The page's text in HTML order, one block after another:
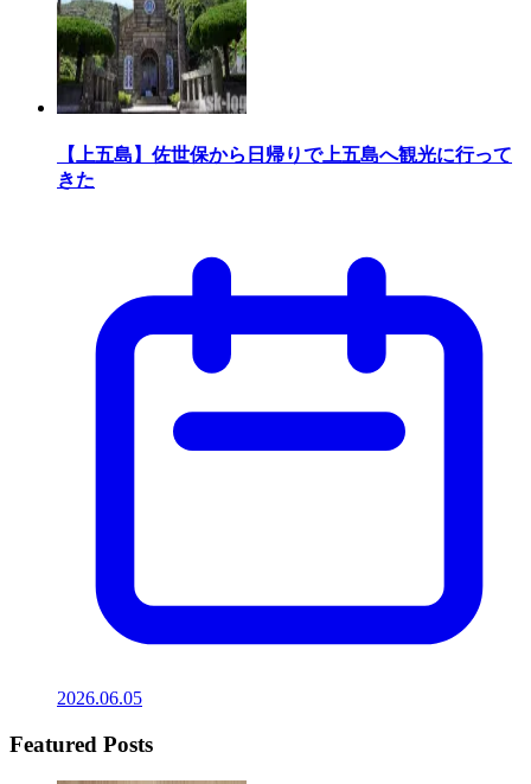
【上五島】佐世保から日帰りで上五島へ観光に行って
きた
2026.06.05
Featured Posts